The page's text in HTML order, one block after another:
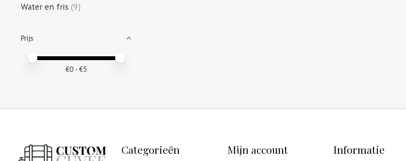
Water en fris (9)
Prijs
Minimale prijswaarde
Price maximum value
€0 - €5
Categorieën Mijn account Informatie